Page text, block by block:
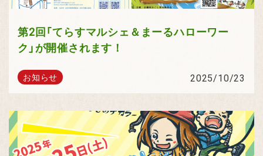
第2回「てらすマルシェ＆まーるハローワー
ク」が開催されます！
お知らせ 2025/10/23